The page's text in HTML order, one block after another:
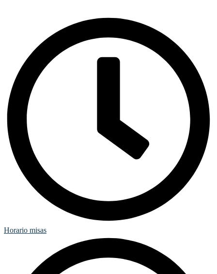
Horario misas